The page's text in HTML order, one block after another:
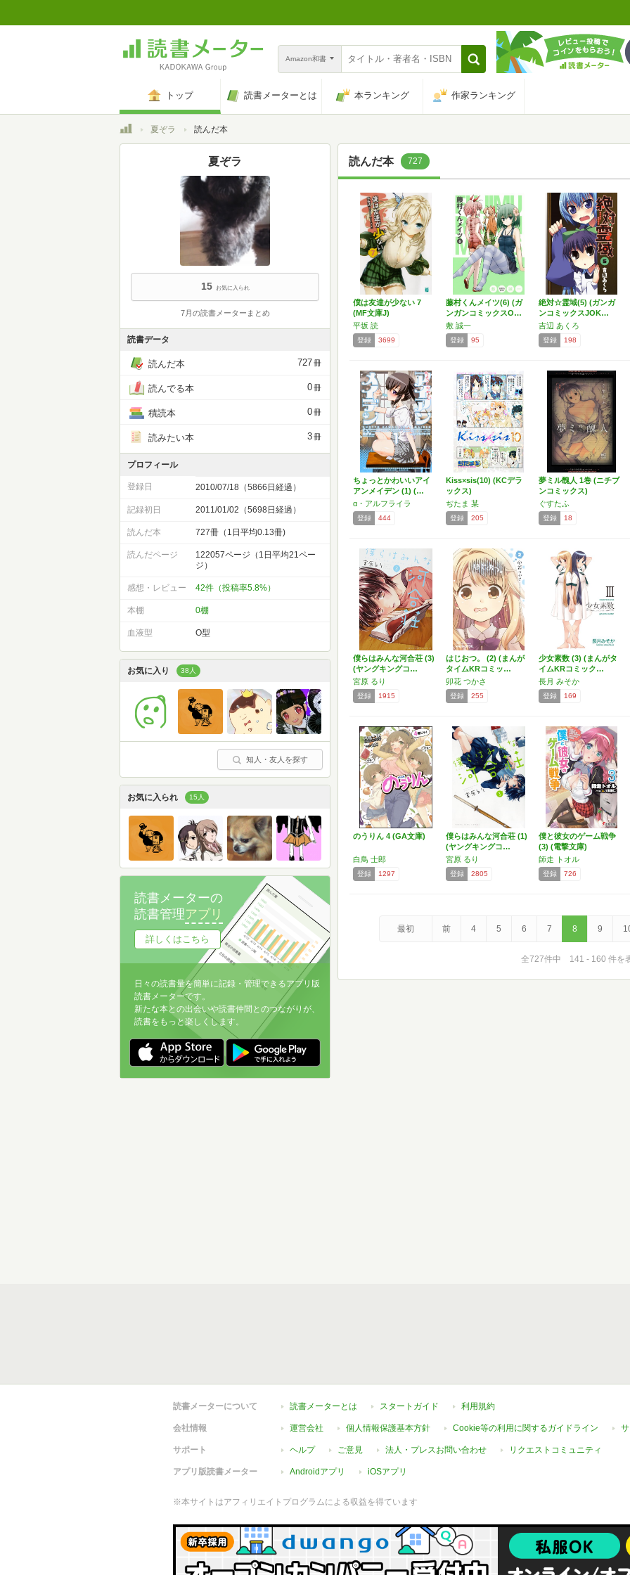
Amazon和書
トップ 読書メーターとは 本ランキング 作家ランキング
トップ夏ぞラ 読んだ本
読んだ本 727
僕は友達が少ない 7
(MF文庫J)
平坂 読
登録 3699
藤村くんメイツ(6) (ガ
ンガンコミックスO…
敷 誠一
登録 95
絶対☆霊域(5) (ガンガ
ンコミックスJOK…
吉辺 あくろ
登録 198
ちょっとかわいいアイ
アンメイデン (1) (…
α・アルフライラ
登録 444
Kiss×sis(10) (KCデラ
ックス)
ぢたま 某
登録 205
夢ミル醜人 1巻 (ニチブ
ンコミックス)
ぐすたふ
登録 18
僕らはみんな河合荘 (3)
(ヤングキングコ…
宮原 るり
登録 1915
はじおつ。 (2) (まんが
タイムKRコミッ…
卯花 つかさ
登録 255
少女素数 (3) (まんがタ
イムKRコミック…
長月 みそか
登録 169
のうりん 4 (GA文庫)
白鳥 士郎
登録 1297
僕らはみんな河合荘 (1)
(ヤングキングコ…
宮原 るり
登録 2805
僕と彼女のゲーム戦争
(3) (電撃文庫)
師走 トオル
登録 726
最初 前 4 5 6 7 8 9
全727件中 141 - 160 件を
夏ぞラ
15 お気に入られ
7月の読書メーターまとめ
読書データ
読んだ本 727冊
読んでる本 0冊
積読本 0冊
読みたい本 3冊
プロフィール
登録日 2010/07/18（5866日経過）
記録初日 2011/01/02（5698日経過）
読んだ本 727冊（1日平均0.13冊)
読んだページ
122057ページ（1日平均21ペー
ジ）
感想・レビュー 42件（投稿率5.8%）
本棚 0棚
血液型 O型
お気に入り 38人
知人・友人を探す
お気に入られ 15人
読書メーターの
読書管理アプリ
詳しくはこちら
日々の読書量を簡単に記録・管理できるアプリ版
読書メーターです。
新たな本との出会いや読書仲間とのつながりが、
読書をもっと楽しくします。
読書メーターについて 読書メーターとは スタートガイド 利用規約
会社情報 運営会社 個人情報保護基本方針 Cookie等の利用に関するガイドライン
サポート ヘルプ ご意見 法人・プレスお問い合わせ リクエストコミュニティ
アプリ版読書メーター Androidアプリ iOSアプリ
※本サイトはアフィリエイトプログラムによる収益を得ています